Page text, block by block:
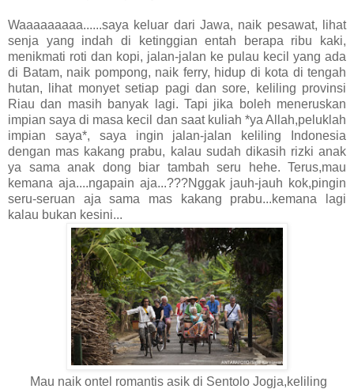
Waaaaaaaaa......saya keluar dari Jawa, naik pesawat, lihat
senja yang indah di ketinggian entah berapa ribu kaki,
menikmati roti dan kopi, jalan-jalan ke pulau kecil yang ada
di Batam, naik pompong, naik ferry, hidup di kota di tengah
hutan, lihat monyet setiap pagi dan sore, keliling provinsi
Riau dan masih banyak lagi. Tapi jika boleh meneruskan
impian saya di masa kecil dan saat kuliah *ya Allah,peluklah
impian saya*, saya ingin jalan-jalan keliling Indonesia
dengan mas kakang prabu, kalau sudah dikasih rizki anak
ya sama anak dong biar tambah seru hehe. Terus,mau
kemana aja....ngapain aja...???Nggak jauh-jauh kok,pingin
seru-seruan aja sama mas kakang prabu...kemana lagi
kalau bukan kesini...
Mau naik ontel romantis asik di Sentolo Jogja,keliling